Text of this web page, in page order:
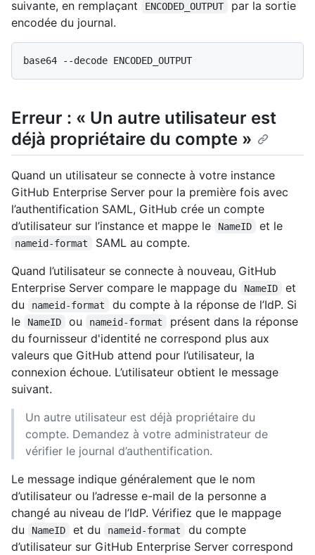
suivante, en remplaçant ENCODED_OUTPUT
par la sortie
encodée du journal.
Erreur : « Un autre utilisateur est
déjà propriétaire du compte »
Quand un utilisateur se connecte à votre instance
GitHub Enterprise Server pour la première fois avec
l’authentification SAML, GitHub crée un compte
d’utilisateur sur l’instance et mappe le
NameID et le
nameid-format
SAML au compte.
Quand l’utilisateur se connecte à nouveau, GitHub
Enterprise Server compare le mappage du
NameID
et
du
nameid-format
du compte à la réponse de l’IdP. Si
le
NameID ou nameid-format
présent dans la réponse
du fournisseur d'identité ne correspond plus aux
valeurs que GitHub attend pour l’utilisateur, la
connexion échoue. L’utilisateur obtient le message
suivant.
Un autre utilisateur est déjà propriétaire du
compte. Demandez à votre administrateur de
vérifier le journal d’authentification.
Le message indique généralement que le nom
d’utilisateur ou l’adresse e-mail de la personne a
changé au niveau de l’IdP. Vérifiez que le mappage
du
NameID et du nameid-format
du compte
d’utilisateur sur GitHub Enterprise Server correspond